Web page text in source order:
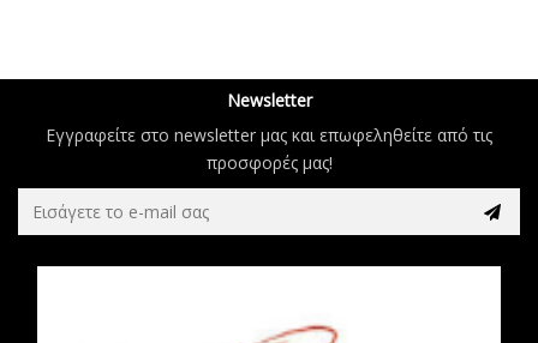
Newsletter
Εγγραφείτε στο newsletter μας και επωφεληθείτε από τις
προσφορές μας!